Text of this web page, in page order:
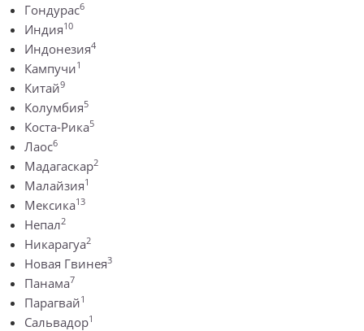
Гондурас6
Индия10
Индонезия4
Кампучи1
Китай9
Колумбия5
Коста-Рика5
Лаос6
Мадагаскар2
Малайзия1
Мексика13
Непал2
Никарагуа2
Новая Гвинея3
Панама7
Парагвай1
Сальвадор1